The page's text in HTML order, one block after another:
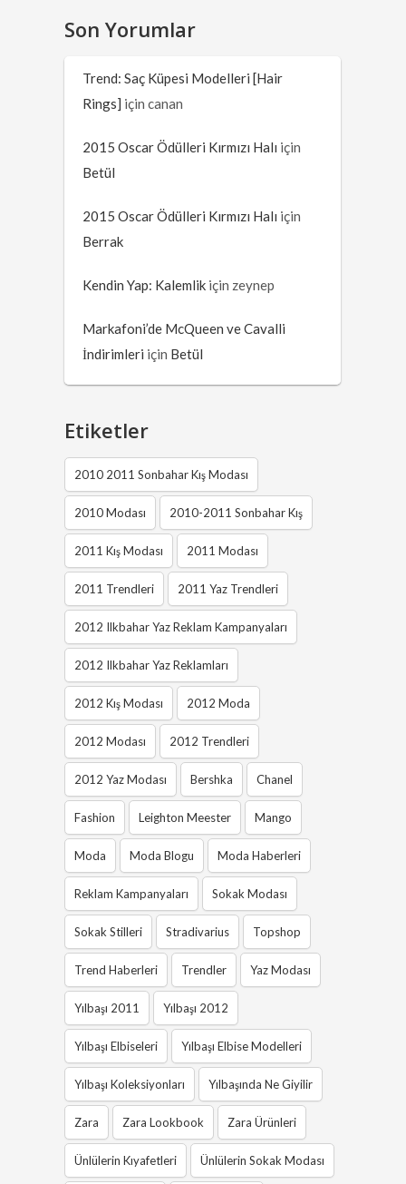
Son Yorumlar
Trend: Saç Küpesi Modelleri [Hair
Rings] içincanan
2015 Oscar Ödülleri Kırmızı Halı için
Betül
2015 Oscar Ödülleri Kırmızı Halı için
Berrak
Kendin Yap: Kalemlik için zeynep
Markafoni’de McQueen ve Cavalli
İndirimleri için Betül
Etiketler
2010 2011 Sonbahar Kış Modası
2010 Modası 2010-2011 Sonbahar Kış
2011 Kış Modası 2011 Modası
2011 Trendleri 2011 Yaz Trendleri
2012 Ilkbahar Yaz Reklam Kampanyaları
2012 Ilkbahar Yaz Reklamları
2012 Kış Modası 2012 Moda
2012 Modası 2012 Trendleri
2012 Yaz Modası Bershka Chanel
Fashion Leighton Meester Mango
Moda Moda Blogu Moda Haberleri
Reklam Kampanyaları Sokak Modası
Sokak Stilleri Stradivarius Topshop
Trend Haberleri Trendler Yaz Modası
Yılbaşı 2011 Yılbaşı 2012
Yılbaşı Elbiseleri Yılbaşı Elbise Modelleri
Yılbaşı Koleksiyonları Yılbaşında Ne Giyilir
Zara Zara Lookbook Zara Ürünleri
Ünlülerin Kıyafetleri Ünlülerin Sokak Modası